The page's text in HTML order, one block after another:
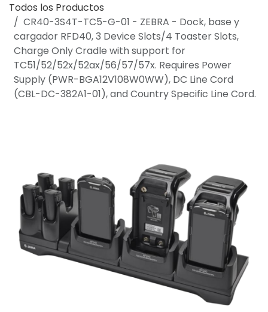
Todos los Productos
CR40-3S4T-TC5-G-01 - ZEBRA - Dock, base y
cargador RFD40, 3 Device Slots/4 Toaster Slots,
Charge Only Cradle with support for
TC51/52/52x/52ax/56/57/57x. Requires Power
Supply (PWR-BGA12V108W0WW), DC Line Cord
(CBL-DC-382A1-01), and Country Specific Line Cord.